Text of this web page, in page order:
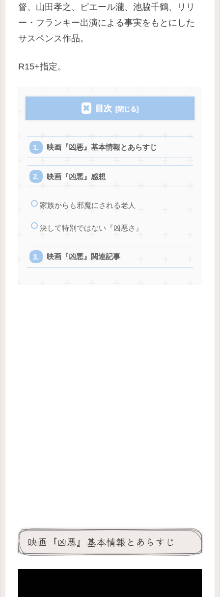
督、山田孝之、ピエール瀧、池脇千鶴、リリ
ー・フランキー出演による事実をもとにした
サスペンス作品。
R15+指定。
目次
映画『凶悪』基本情報とあらすじ
映画『凶悪』感想
家族からも邪魔にされる老人
決して特別ではない『凶悪さ』
映画『凶悪』関連記事
映画『凶悪』基本情報とあらすじ